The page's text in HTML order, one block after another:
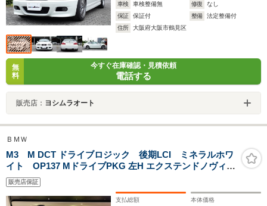
車検
車検整備無 修復
なし
保証
保証付 整備
法定整備付
住所
大阪府大阪市鶴見区
無
料
今すぐ在庫確認・見積依頼
電話する
販売店： ヨシムラオート
ＢＭＷ
M3 M DCT ドライブロジック 後期LCI ミネラルホワ
イト OP137 MドライブPKG 左H エクステンドノヴィロ
レザーインテリア Individual ハイエンドオーディオシス
テム カーボンストラクチャートリム OPホイール 赤外線
反射フロントガラス
販売店保証
支払総額 本体価格